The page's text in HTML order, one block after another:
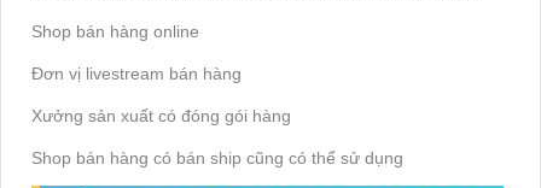
Shop bán hàng online
Đơn vị livestream bán hàng
Xưởng sản xuất có đóng gói hàng
Shop bán hàng có bán ship cũng có thể sử dụng